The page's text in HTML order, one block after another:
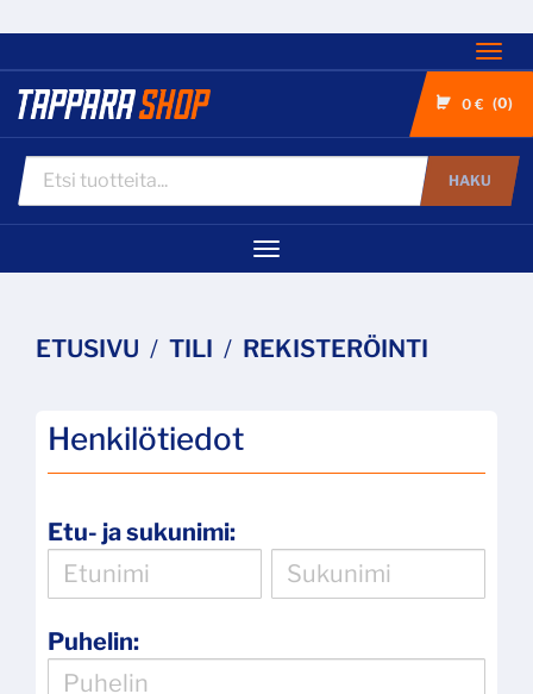
0 € 0
HAKU
Navigaatio
ETUSIVU TILI REKISTERÖINTI
Henkilötiedot
Etu- ja sukunimi:
Puhelin: